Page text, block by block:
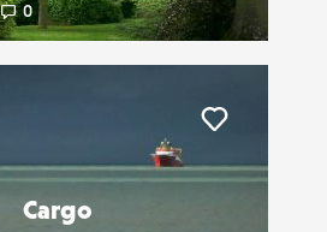
0
Cargo